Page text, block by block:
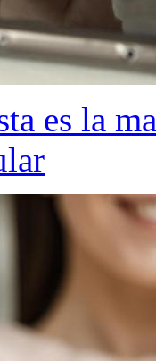
es la